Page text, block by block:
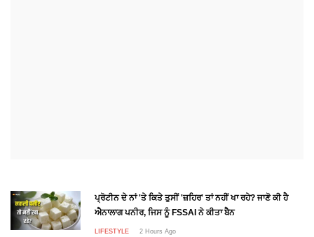
ਪ੍ਰੋਟੀਨ ਦੇ ਨਾਂ 'ਤੇ ਕਿਤੇ ਤੁਸੀਂ 'ਜ਼ਹਿਰ' ਤਾਂ ਨਹੀਂ ਖਾ ਰਹੇ? ਜਾਣੋ ਕੀ ਹੈ
ਐਨਾਲਾਗ ਪਨੀਰ, ਜਿਸ ਨੂੰ FSSAI ਨੇ ਕੀਤਾ ਬੈਨ
LIFESTYLE 2 Hours Ago